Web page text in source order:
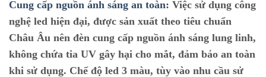
Cung cấp nguồn ánh sáng an toàn: Việc sử dụng công
nghệ led hiện đại, được sản xuất theo tiêu chuẩn
Châu Âu nên đèn cung cấp nguồn ánh sáng lung linh,
không chứa tia UV gây hại cho mắt, đảm bảo an toàn
khi sử dụng. Chế độ led 3 màu, tùy vào nhu cầu sử